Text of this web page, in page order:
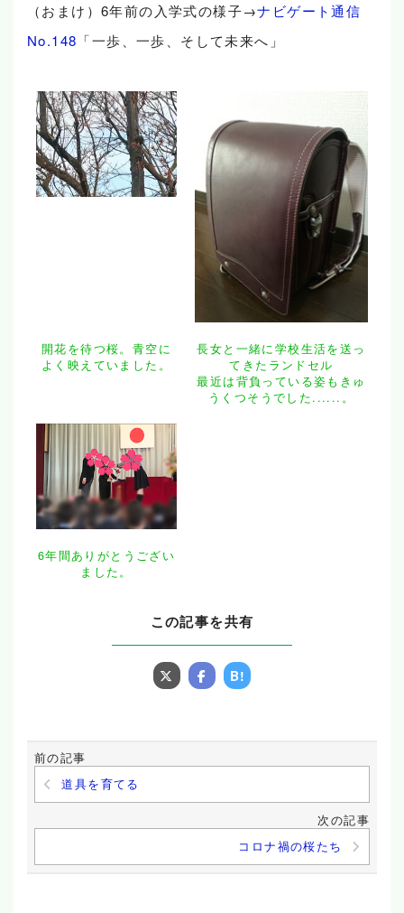
（おまけ）6年前の入学式の様子→ナビゲート通信
No.148 「一歩、一歩、そして未来へ」
開花を待つ桜。青空に
よく映えていました。
長女と一緒に学校生活を送っ
てきたランドセル
最近は背負っている姿もきゅ
うくつそうでした......。
6年間ありがとうござい
ました。
この記事を共有
B!
前の記事
道具を育てる
次の記事
コロナ禍の桜たち